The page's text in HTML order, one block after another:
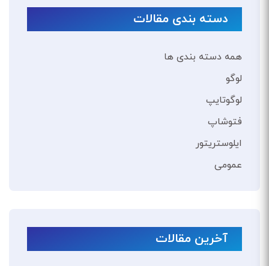
دسته بندی مقالات
همه دسته بندی ها
لوگو
لوگوتایپ
فتوشاپ
ایلوستریتور
عمومی
آخرین مقالات